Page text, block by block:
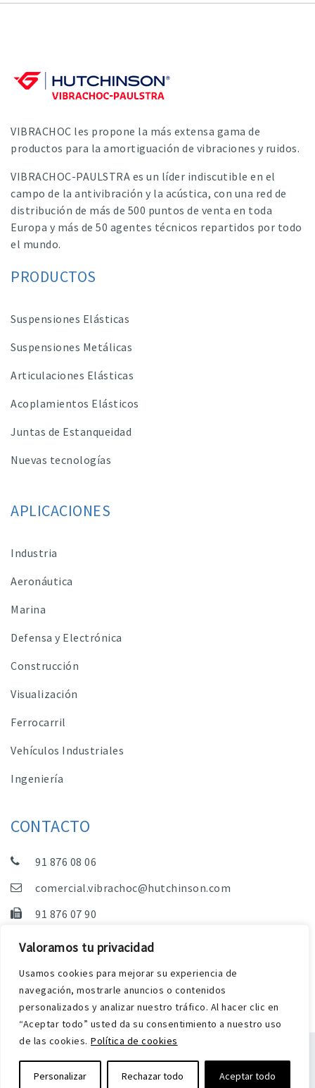
Valoramos tu privacidad
Usamos cookies para mejorar su experiencia de
navegación, mostrarle anuncios o contenidos
personalizados y analizar nuestro tráfico. Al hacer clic en
“Aceptar todo” usted da su consentimiento a nuestro uso
de las cookies. Política de cookies
Personalizar Rechazar todo Aceptar todo
VIBRACHOC les propone la más extensa gama de
productos para la amortiguación de vibraciones y ruidos.
VIBRACHOC-PAULSTRA es un líder indiscutible en el
campo de la antivibración y la acústica, con una red de
distribución de más de 500 puntos de venta en toda
Europa y más de 50 agentes técnicos repartidos por todo
el mundo.
PRODUCTOS
Suspensiones Elásticas
Suspensiones Metálicas
Articulaciones Elásticas
Acoplamientos Elásticos
Juntas de Estanqueidad
Nuevas tecnologías
APLICACIONES
Industria
Aeronáutica
Marina
Defensa y Electrónica
Construcción
Visualización
Ferrocarril
Vehículos Industriales
Ingeniería
CONTACTO
91 876 08 06
comercial.vibrachoc@hutchinson.com
91 876 07 90
Dpto. Comercial, Dpto. Técnico y Administración
C/ Vereda de las Yeguas, s/n – Pol. Industrial. El
Guijar – 28500 Arganda del Rey (Madrid)
Aviso Legal
Política de privacidad y cookies
Diseño web Harry Soul